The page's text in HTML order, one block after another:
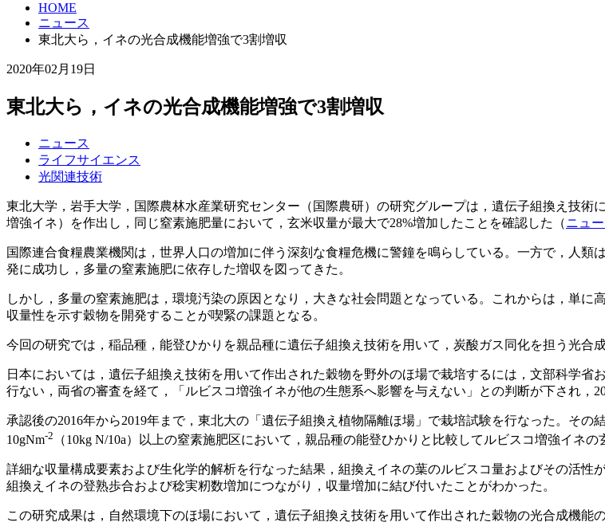
HOME
ニュース
東北大ら，イネの光合成機能増強で3割増収
2020年02月19日
東北大ら，イネの光合成機能増強で3割増収
ニュース
ライフサイエンス
光関連技術
東北大学，岩手大学，国際農林水産業研究センター（国際農研）の研究グループは，遺伝子組換え技術
増強イネ）を作出し，同じ窒素施肥量において，玄米収量が最大で28%増加したことを確認した（ニュ
国際連合食糧農業機関は，世界人口の増加に伴う深刻な食糧危機に警鐘を鳴らしている。一方で，人
発に成功し，多量の窒素施肥に依存した増収を図ってきた。
しかし，多量の窒素施肥は，環境汚染の原因となり，大きな社会問題となっている。これからは，単
収量性を示す穀物を開発することが喫緊の課題となる。
今回の研究では，稲品種，能登ひかりを親品種に遺伝子組換え技術を用いて，炭酸ガス同化を担う光合
日本においては，遺伝子組換え技術を用いて作出された穀物を野外のほ場で栽培するには，文部科学
行ない，両省の審査を経て，「ルビスコ増強イネが他の生態系へ影響を与えない」との判断が下され，
承認後の2016年から2019年まで，東北大の「遺伝子組換え植物隔離ほ場」で栽培試験を行なった。その結
10gNm-2 （10kg N/10a）以上の窒素施肥区において，親品種の能登ひかりと比較してルビスコ増強イネの
詳細な収量構成要素および生化学的解析を行なった結果，組換えイネの葉のルビスコ量およびその活性
組換えイネの登熟歩合および稔実籾数増加につながり，収量増加に結び付いたことがわかった。
この研究成果は，自然環境下のほ場において，遺伝子組換え技術を用いて作出された穀物の光合成機能